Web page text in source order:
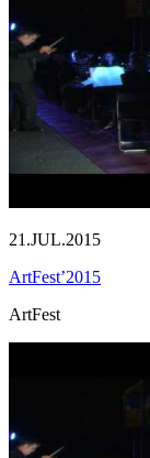
21.JUL.2015
ArtFest’2015
ArtFest